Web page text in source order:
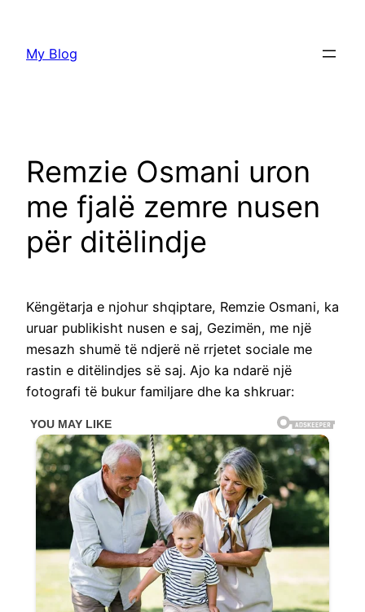
content
My Blog
Remzie Osmani uron
me fjalë zemre nusen
për ditëlindje
Këngëtarja e njohur shqiptare, Remzie Osmani, ka
uruar publikisht nusen e saj, Gezimën, me një
mesazh shumë të ndjerë në rrjetet sociale me
rastin e ditëlindjes së saj. Ajo ka ndarë një
fotografi të bukur familjare dhe ka shkruar: